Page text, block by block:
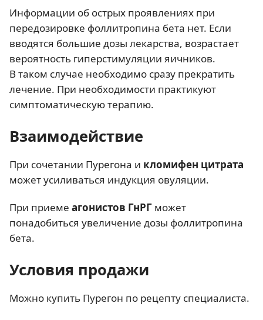
Информации об острых проявлениях при
передозировке фоллитропина бета нет. Если
вводятся большие дозы лекарства, возрастает
вероятность гиперстимуляции яичников.
В таком случае необходимо сразу прекратить
лечение. При необходимости практикуют
симптоматическую терапию.
Взаимодействие
При сочетании Пурегона и кломифен цитрата
может усиливаться индукция овуляции.
При приеме агонистов ГнРГ может
понадобиться увеличение дозы фоллитропина
бета.
Условия продажи
Можно купить Пурегон по рецепту специалиста.